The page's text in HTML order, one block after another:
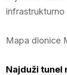
infrastrukturno
Mapa dionice
Najduži tunel